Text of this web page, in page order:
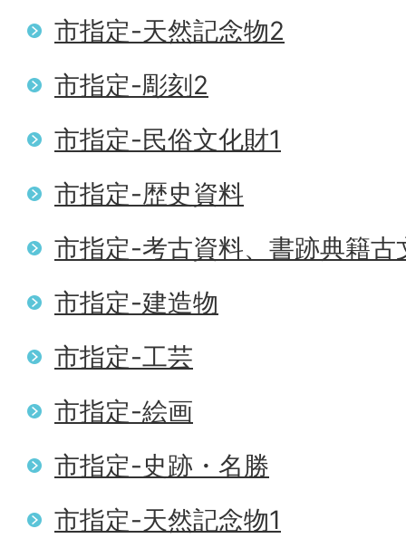
市指定-天然記念物2
市指定-彫刻2
市指定-民俗文化財1
市指定-歴史資料
市指定-考古資料、書跡典籍古
市指定-建造物
市指定-工芸
市指定-絵画
市指定-史跡・名勝
市指定-天然記念物1